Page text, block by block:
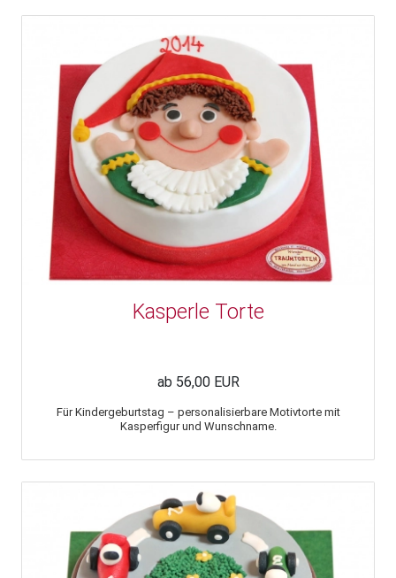
Kasperle Torte
ab 56,00 EUR
Für Kindergeburtstag – personalisierbare Motivtorte mit
Kasperfigur und Wunschname.